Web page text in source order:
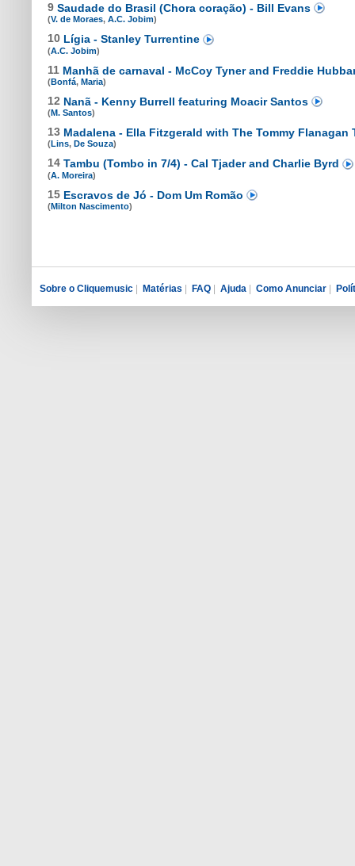
9 Saudade do Brasil (Chora coração) - Bill Evans
(V. de Moraes, A.C. Jobim)
10 Lígia - Stanley Turrentine
(A.C. Jobim)
11 Manhã de carnaval - McCoy Tyner and Freddie
(Bonfá, Maria)
12 Nanã - Kenny Burrell featuring Moacir Santos
(M. Santos)
13 Madalena - Ella Fitzgerald with The Tommy Flanagan
(Lins, De Souza)
14 Tambu (Tombo in 7/4) - Cal Tjader and Charlie Byrd
(A. Moreira)
15 Escravos de Jó - Dom Um Romão
(Milton Nascimento)
Sobre o Cliquemusic Matérias FAQ Ajuda Como Anunciar